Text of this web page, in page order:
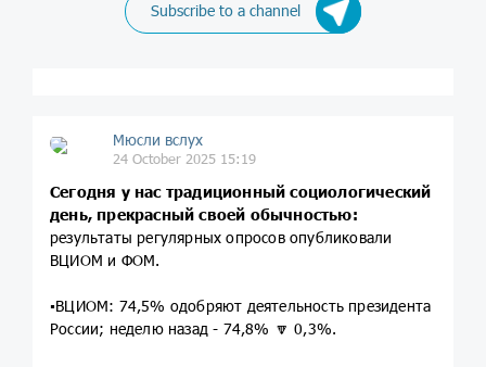
Subscribe to a channel
Мюсли вслух
24 October 2025 15:19
Сегодня у нас традиционный социологический
день, прекрасный своей обычностью:
результаты регулярных опросов опубликовали
ВЦИОМ и ФОМ.
▪️ВЦИОМ: 74,5% одобряют деятельность президента
России; неделю назад - 74,8% 🔽 0,3%.